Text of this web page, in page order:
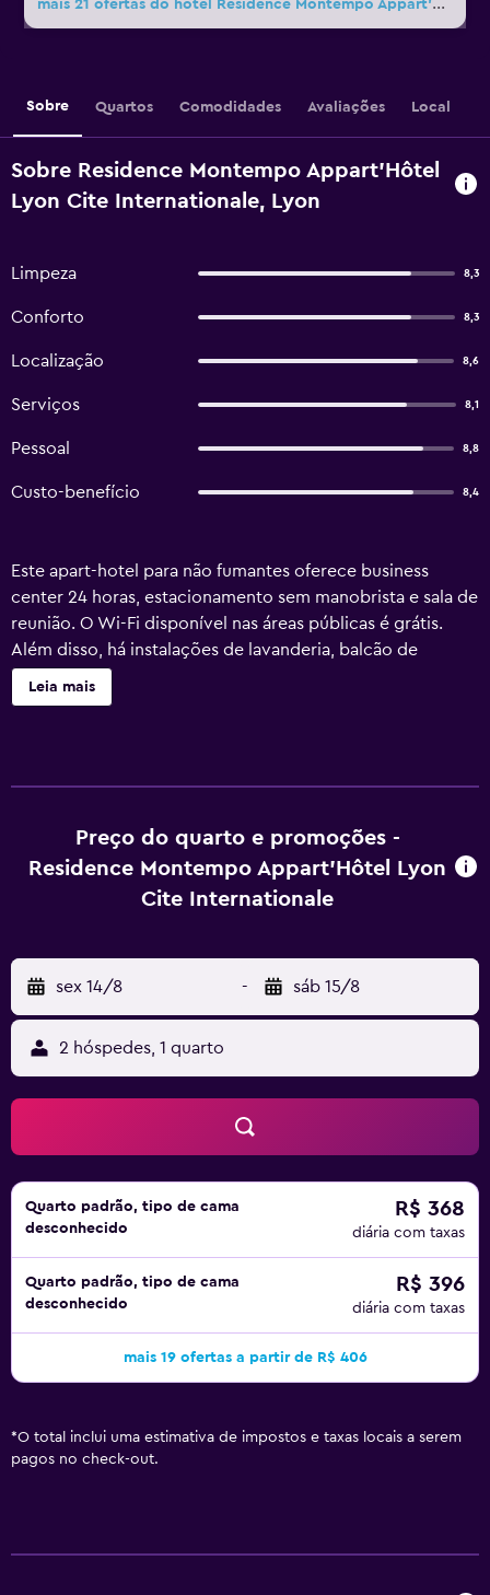
Sobre Quartos Comodidades Avaliações Local
Sobre Residence Montempo Appart'Hôtel
Lyon Cite Internationale, Lyon
Limpeza 8,3
Conforto 8,3
Localização 8,6
Serviços 8,1
Pessoal 8,8
Custo-benefício 8,4
Este apart-hotel para não fumantes oferece business
center 24 horas, estacionamento sem manobrista e sala de
reunião. O Wi-Fi disponível nas áreas públicas é grátis.
Além disso, há instalações de lavanderia, balcão de
recepção 24 horas e jornais grátis no local. Este apart-
hotel oferece TV de tela plana com canais digitais, além de
Lyon Cité Internationale dispõe de 104 acomodações com
ar-condicionado, cofres e secadores de cabelo. Este
apart-hotel 3 estrelas possui acomodações com cozinhas
banheiros possuem chuveiros. Os hóspedes podem
acessar Wi-Fi gratuitamente. As TVs de tela plana de 16
polegadas possuem canais digitais. O serviço de limpeza é
fornecido uma vez por estadia.
Leia mais
Preço do quarto e promoções -
Residence Montempo Appart'Hôtel Lyon
Cite Internationale
sex 14/8 - sáb 15/8
2 hóspedes, 1 quarto
Quarto padrão, tipo de cama
desconhecido
R$ 368
diária com taxas
Quarto padrão, tipo de cama
desconhecido
R$ 396
diária com taxas
mais 19 ofertas a partir de R$ 406
*O total inclui uma estimativa de impostos e taxas locais a serem
pagos no check-out.